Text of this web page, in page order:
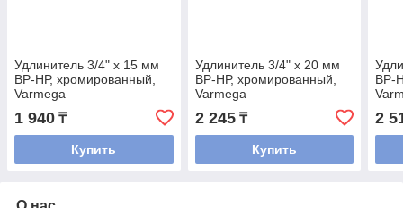
Удлинитель 3/4" x 15 мм
ВР-НР, хромированный,
Varmega
1 940 ₸
Купить
Удлинитель 3/4" x 20 мм
ВР-НР, хромированный,
Varmega
2 245₸
Купить
ВР-
2